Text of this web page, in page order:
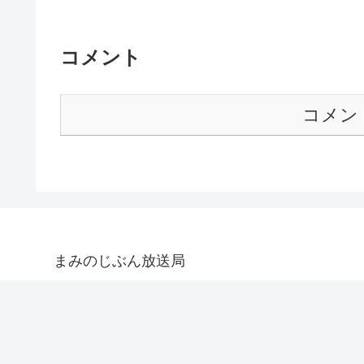
コメント
コメン
まみのじぶん放送局